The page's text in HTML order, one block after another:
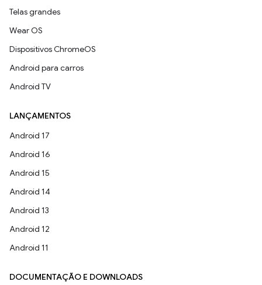
Telas grandes
Wear OS
Dispositivos ChromeOS
Android para carros
Android TV
LANÇAMENTOS
Android 17
Android 16
Android 15
Android 14
Android 13
Android 12
Android 11
DOCUMENTAÇÃO E DOWNLOADS